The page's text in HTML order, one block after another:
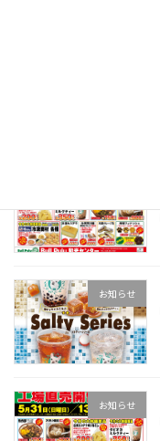
お知らせ
お知らせ